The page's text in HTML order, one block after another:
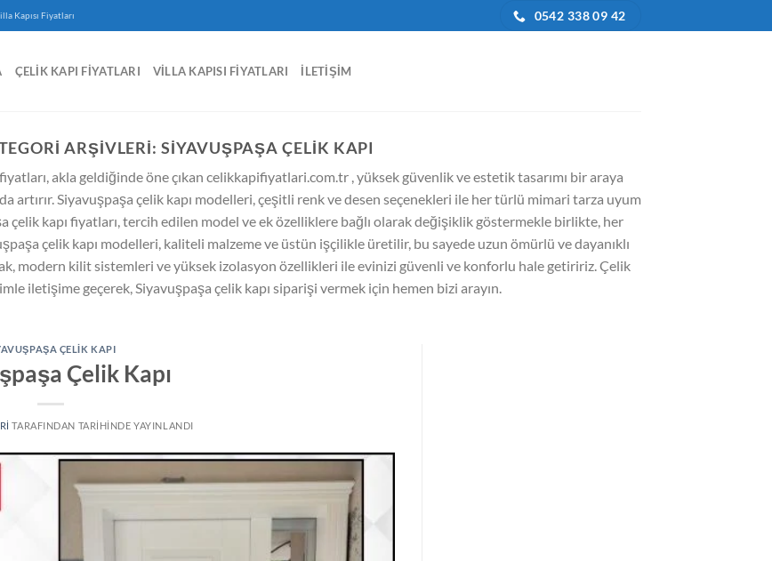
Kapısı Fiyatları 0542 338 09 42
ÇELIK KAPI FIYATLARI VILLA KAPISI FIYATLARI İLETIŞIM
ARŞIVLERI:SIYAVUŞPAŞA ÇELIK KAPI
akla geldiğinde öne çıkan celikkapifiyatlari.com.tr , yüksek güvenlik ve estetik tasarımı bir araya
artırır. Siyavuşpaşa çelik kapı modelleri, çeşitli renk ve desen seçenekleri ile her türlü mimari tarza uyum
çelik kapı fiyatları, tercih edilen model ve ek özelliklere bağlı olarak değişiklik göstermekle birlikte, her
çelik kapı modelleri, kaliteli malzeme ve üstün işçilikle üretilir, bu sayede uzun ömürlü ve dayanıklı
modern kilit sistemleri ve yüksek izolasyon özellikleri ile evinizi güvenli ve konforlu hale getiririz. Çelik
iletişime geçerek, Siyavuşpaşa çelik kapı siparişi vermek için hemen bizi arayın.
ÇELIK KAPI
Çelik Kapı
TARAFINDAN TARIHINDE YAYINLANDI